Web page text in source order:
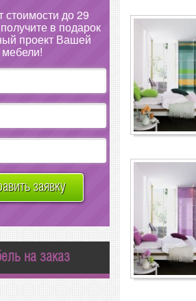
стоимости до 29
в подарок
проект Вашей
мебели!
заявку
на заказ